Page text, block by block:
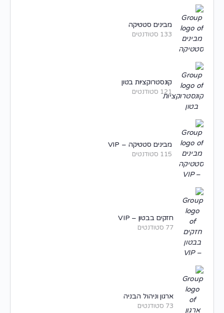
מבינים סטטיקה
133 סטודנטים
קונסטרוקציות בטון
121 סטודנטים
מבינים סטטיקה – VIP
115 סטודנטים
חזקים בבטון – VIP
77 סטודנטים
ארגון וניהול הבניה
73 סטודנטים